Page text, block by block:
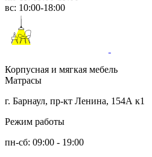
вс: 10:00-18:00
Корпусная и мягкая мебель
Матрасы
г. Барнаул, пр-кт Ленина, 154А к1
Режим работы
пн-сб: 09:00 - 19:00